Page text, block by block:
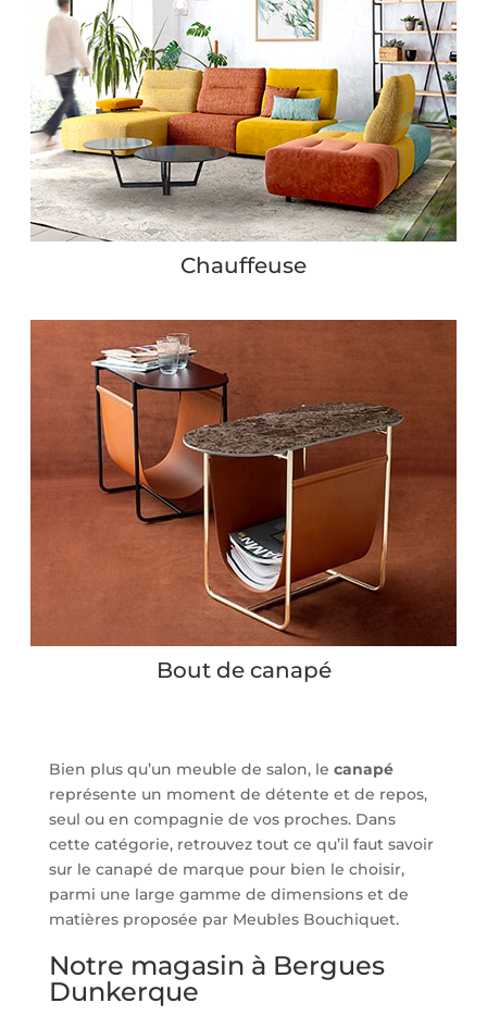
Chauffeuse
Bout de canapé
Bien plus qu’un meuble de salon, le canapé
représente un moment de détente et de repos,
seul ou en compagnie de vos proches. Dans
cette catégorie, retrouvez tout ce qu’il faut savoir
sur le canapé de marque pour bien le choisir,
parmi une large gamme de dimensions et de
matières proposée par Meubles Bouchiquet.
Notre magasin à Bergues
Dunkerque